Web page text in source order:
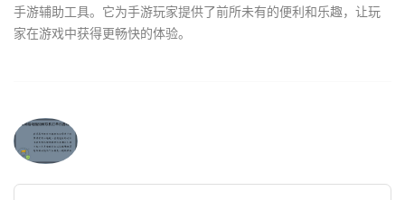
手游辅助工具。它为手游玩家提供了前所未有的便利和乐趣，让玩
家在游戏中获得更畅快的体验。